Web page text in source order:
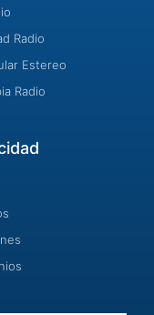
Radio
Estereo
Radio